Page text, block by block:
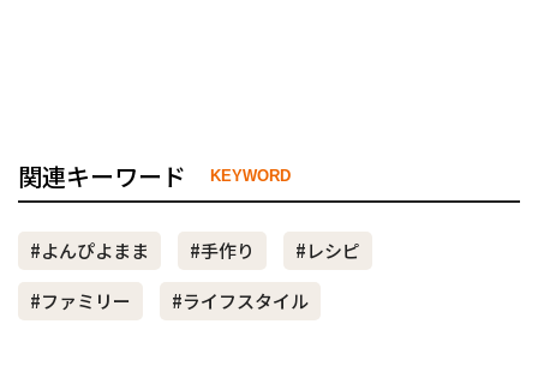
関連キーワード KEYWORD
#よんぴよまま #手作り
#レシピ
#ファミリー
#ライフスタイル